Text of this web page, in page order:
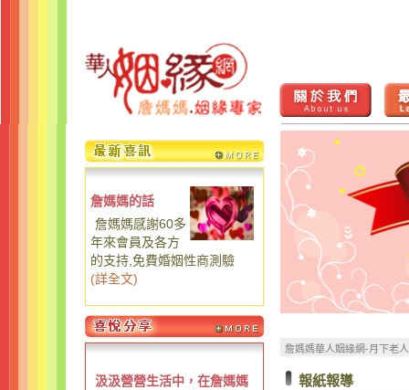
詹媽媽的話
詹媽媽感謝60多
年來會員及各方
的支持,免費婚姻性商測驗
(詳全文)
汲汲營營生活中，在詹媽媽
詹媽媽華人姻緣網-月下老
報紙報導